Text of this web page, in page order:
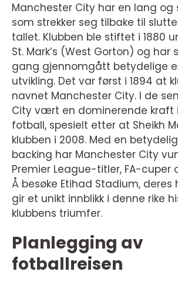
Manchester City har en lang og
som strekker seg tilbake til
tallet. Klubben ble stiftet i 1880
St. Mark’s (West Gorton) og har
gang gjennomgått betydelige
utvikling. Det var først i 1894 at
navnet Manchester City. I de
City vært en dominerende kraft
fotball, spesielt etter at Sheikh
klubben i 2008. Med en
backing har Manchester City
Premier League-titler, FA-cuper
Å besøke Etihad Stadium,
gir et unikt innblikk i denne rike
klubbens triumfer.
Planlegging av
fotballreisen